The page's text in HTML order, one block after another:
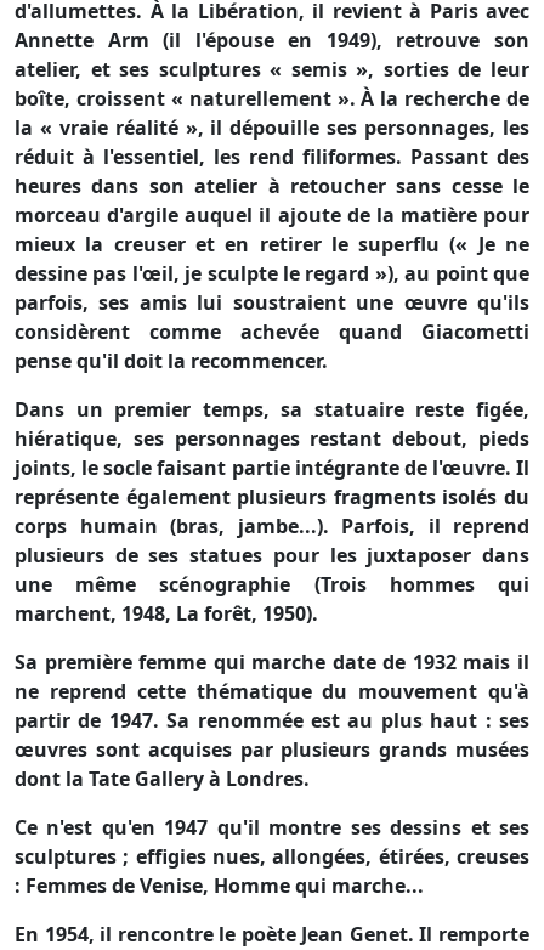
d'allumettes. À la Libération, il revient à Paris avec
Annette Arm (il l'épouse en 1949), retrouve son
atelier, et ses sculptures « semis », sorties de leur
boîte, croissent « naturellement ». À la recherche de
la « vraie réalité », il dépouille ses personnages, les
réduit à l'essentiel, les rend filiformes. Passant des
heures dans son atelier à retoucher sans cesse le
morceau d'argile auquel il ajoute de la matière pour
mieux la creuser et en retirer le superflu (« Je ne
dessine pas l'œil, je sculpte le regard »), au point que
parfois, ses amis lui soustraient une œuvre qu'ils
considèrent comme achevée quand Giacometti
pense qu'il doit la recommencer.
Dans un premier temps, sa statuaire reste figée,
hiératique, ses personnages restant debout, pieds
joints, le socle faisant partie intégrante de l'œuvre. Il
représente également plusieurs fragments isolés du
corps humain (bras, jambe...). Parfois, il reprend
plusieurs de ses statues pour les juxtaposer dans
une même scénographie (Trois hommes qui
marchent, 1948, La forêt, 1950).
Sa première femme qui marche date de 1932 mais il
ne reprend cette thématique du mouvement qu'à
partir de 1947. Sa renommée est au plus haut : ses
œuvres sont acquises par plusieurs grands musées
dont la Tate Gallery à Londres.
Ce n'est qu'en 1947 qu'il montre ses dessins et ses
sculptures ; effigies nues, allongées, étirées, creuses
: Femmes de Venise, Homme qui marche...
En 1954, il rencontre le poète Jean Genet. Il remporte